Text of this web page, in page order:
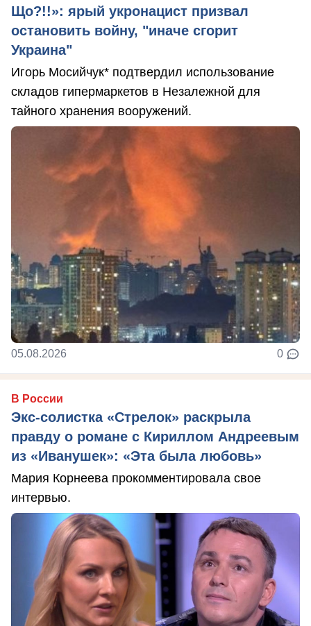
Що?!!»: ярый укронацист призвал
остановить войну, "иначе сгорит
Украина"
Игорь Мосийчук* подтвердил использование
складов гипермаркетов в Незалежной для
тайного хранения вооружений.
05.08.2026 0
В России
Экс-солистка «Стрелок» раскрыла
правду о романе с Кириллом Андреевым
из «Иванушек»: «Эта была любовь»
Мария Корнеева прокомментировала свое
интервью.